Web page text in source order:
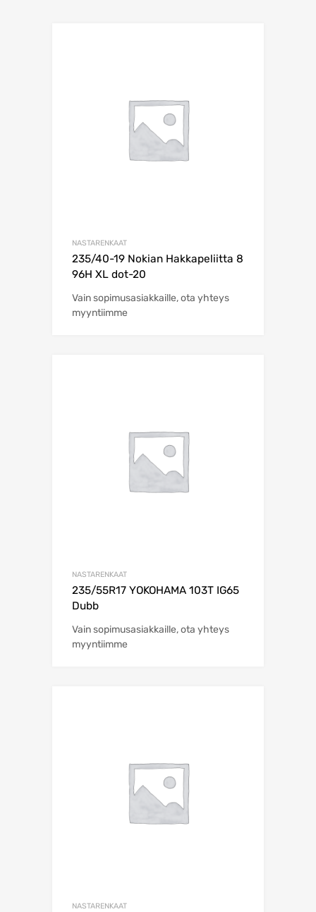
NASTARENKAAT
235/40-19 Nokian Hakkapeliitta 8
96H XL dot-20
Vain sopimusasiakkaille, ota yhteys
myyntiimme
NASTARENKAAT
235/55R17 YOKOHAMA 103T IG65
Dubb
Vain sopimusasiakkaille, ota yhteys
myyntiimme
NASTARENKAAT